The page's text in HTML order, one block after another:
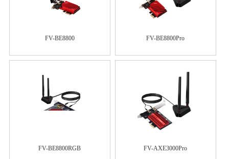
FV-BE8800 FV-BE8800Pro
FV-BE8800RGB FV-AXE3000Pro